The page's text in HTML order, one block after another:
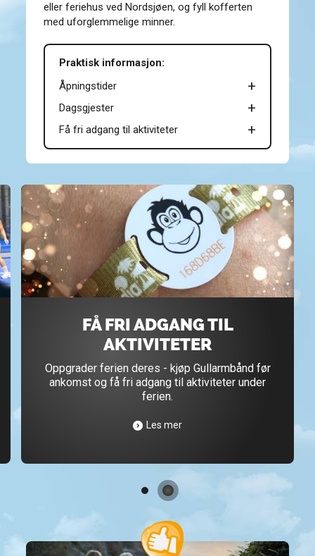
eller feriehus ved Nordsjøen, og fyll kofferten
med uforglemmelige minner.
Praktisk informasjon:
Åpningstider
Dagsgjester
Få fri adgang til aktiviteter
FÅ FRI ADGANG TIL
AKTIVITETER
Oppgrader ferien deres - kjøp Gullarmbånd før
ankomst og få fri adgang til aktiviteter under
ferien.
Les mer